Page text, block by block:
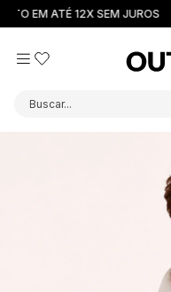
ATÉ 12X SEM JUROS
Buscar...